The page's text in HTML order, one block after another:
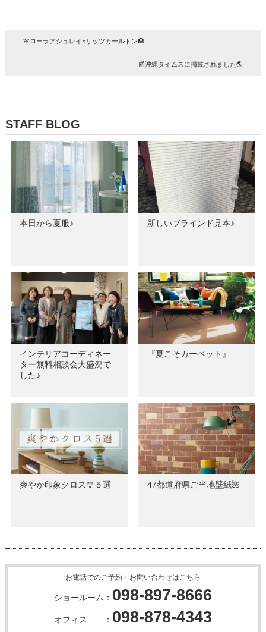
🌸ローラアシュレイ×リッツカールトン🏨
📰沖縄タイムスに掲載されました🌎
STAFF BLOG
本日から夏服♪ 新しいブラインド見本♪
インテリアコーディネー
ター無料相談会大盛況で
した♪…
『夏こそカーペット』
爽やか印象クロス🎐５選 47都道府県ご当地壁紙🌺
お電話でのご予約・お問い合わせはこちら
ショールーム： 098-897-8666
オフィス ： 098-878-4343